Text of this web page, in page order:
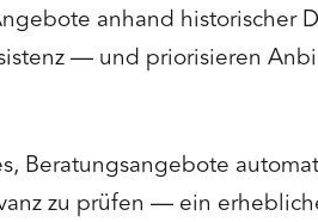
anhand historischer
— und priorisieren
Beratungsangebote
zu prüfen — ein